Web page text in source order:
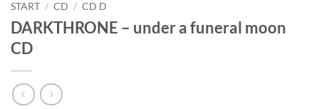
START / CD / CD D
DARKTHRONE – under a funeral moon
CD